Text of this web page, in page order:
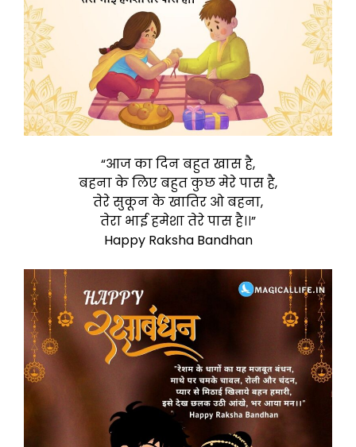
“आज का दिन बहुत खास है,
बहना के लिए बहुत कुछ मेरे पास है,
तेरे सुकून के खातिर ओ बहना,
तेरा भाई हमेशा तेरे पास है।।”
Happy Raksha Bandhan